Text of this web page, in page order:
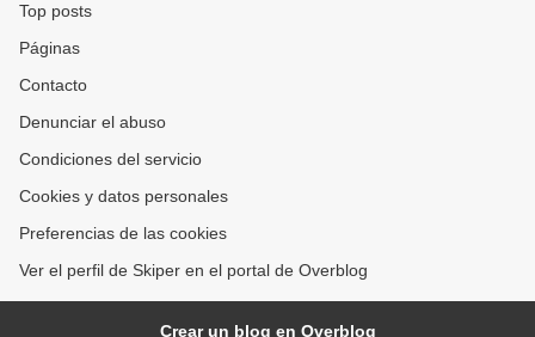
Top posts
Páginas
Contacto
Denunciar el abuso
Condiciones del servicio
Cookies y datos personales
Preferencias de las cookies
Ver el perfil de Skiper en el portal de Overblog
Crear un blog en Overblog